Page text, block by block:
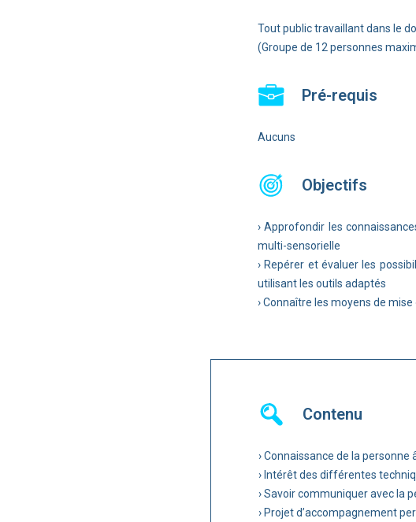
Tout public travaillant dans le
(Groupe de 12 personnes
Pré-requis
Aucuns
Objectifs
› Approfondir les
multi-sensorielle
› Repérer et évaluer les
utilisant les outils adaptés
› Connaître les moyens de
Contenu
› Connaissance de la
› Intérêt des différentes
› Savoir communiquer avec la
› Projet d’accompagnement